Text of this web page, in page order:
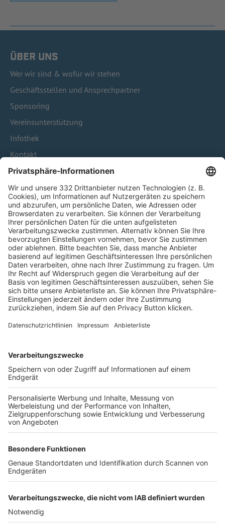
ÜBER UNS
Wer wir sind & wofür wir stehen
Geschäftsstellen und Ansprechpartner
Sponsoring
Vereinsunterstützung
Infothek
Kontakt
HÄUFIG BESUCHTE SEITEN
Pässe und Vereinswechsel
Trainerausbildung
Schulungsangebot Vereinsmitarbeiter
BFV-Geschäftsstellen
Trainerbörse
Login SpielPlus
FOLGE DEM BFV
TOP-VEREINE
TOP-PARTNER